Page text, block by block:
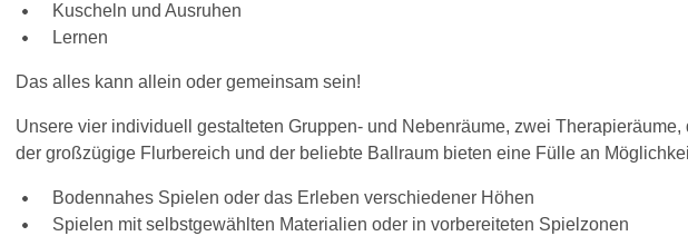
Kuscheln und Ausruhen
Lernen
Das alles kann allein oder gemeinsam sein!
Unsere vier individuell gestalteten Gruppen- und Nebenräume, zwei
der großzügige Flurbereich und der beliebte Ballraum bieten eine Fülle an
Bodennahes Spielen oder das Erleben verschiedener Höhen
Spielen mit selbstgewählten Materialien oder in vorbereiteten Spielzonen